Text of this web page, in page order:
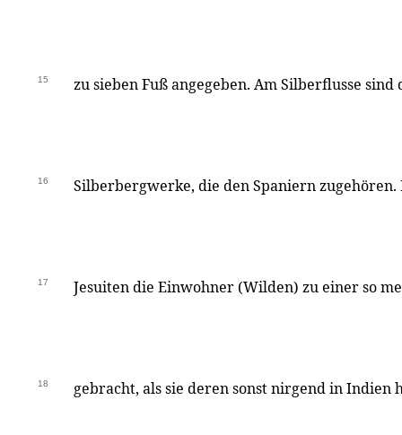
15 zu sieben Fuß angegeben. Am Silberflusse
16 Silberbergwerke, die den Spaniern zugehören.
17 Jesuiten die Einwohner (Wilden) zu einer so
18 gebracht, als sie deren sonst nirgend in Indien